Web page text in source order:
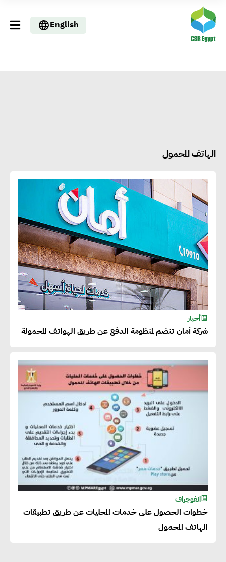
English
الهاتف المحمول
أخبار
شركة أمان تنضم لمنظومة الدفع عن طريق الهواتف المحمولة
انفوجراف
خطوات الحصول على خدمات المحليات عن طريق تطبيقات
الهاتف المحمول